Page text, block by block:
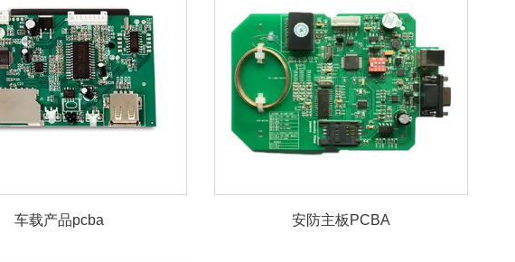
车载产品pcba 安防主板PCBA